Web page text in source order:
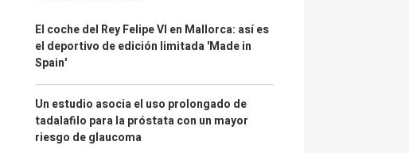
El coche del Rey Felipe VI en Mallorca: así es
el deportivo de edición limitada 'Made in
Spain'
Un estudio asocia el uso prolongado de
tadalafilo para la próstata con un mayor
riesgo de glaucoma